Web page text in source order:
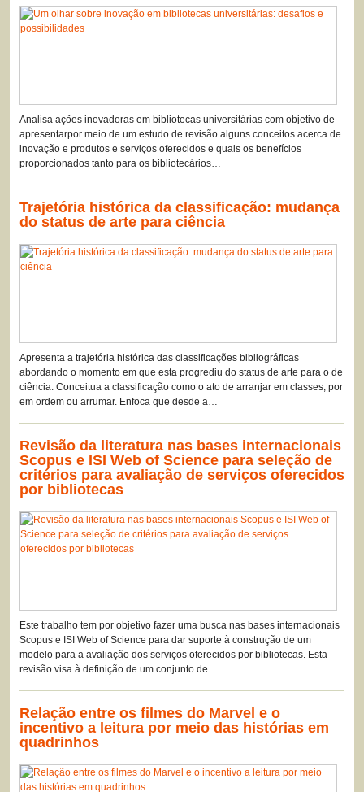
Analisa ações inovadoras em bibliotecas universitárias com objetivo de
apresentarpor meio de um estudo de revisão alguns conceitos acerca de
inovação e produtos e serviços oferecidos e quais os benefícios
proporcionados tanto para os bibliotecários…
Trajetória histórica da classificação: mudança
do status de arte para ciência
Apresenta a trajetória histórica das classificações bibliográficas
abordando o momento em que esta progrediu do status de arte para o de
ciência. Conceitua a classificação como o ato de arranjar em classes, por
em ordem ou arrumar. Enfoca que desde a…
Revisão da literatura nas bases internacionais
Scopus e ISI Web of Science para seleção de
critérios para avaliação de serviços oferecidos
por bibliotecas
Este trabalho tem por objetivo fazer uma busca nas bases internacionais
Scopus e ISI Web of Science para dar suporte à construção de um
modelo para a avaliação dos serviços oferecidos por bibliotecas. Esta
revisão visa à definição de um conjunto de…
Relação entre os filmes do Marvel e o
incentivo a leitura por meio das histórias em
quadrinhos